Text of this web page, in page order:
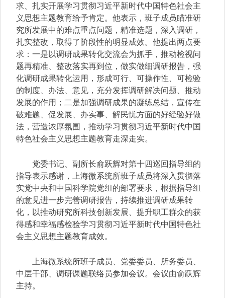
求、扎实开展学习贯彻习近平新时代中国特色社会主
义思想主题教育给予肯定。他表示，班子成员瞄准研
究所发展中的难点重点问题，精准选题，深入调研，
扎实整改，取得了阶段性的明显成效。他提出两点要
求：一是以调研成果转化交流会为抓手，推动检视问
题再精准、整改落实再到位，做实做细调研报告，强
化调研成果转化运用，形成可行、可操作性、可检验
的制度、办法、意见，充分发挥调研解决问题、推动
发展的作用；二是加强调研成果的凝练总结，宣传在
破难题、促发展、办实事、解民忧方面的好经验好做
法，营造浓厚氛围，推动学习贯彻习近平新时代中国
特色社会主义思想主题教育走深走实。
党委书记、副所长俞跃辉对第十四巡回指导组的
指导表示感谢，上海微系统所班子成员将深入贯彻落
实党中央和中国科学院党组的部署要求，根据指导组
的意见进一步完善调研报告，持续推进调研成果转
化，以推动研究所科技创新发展、提升职工群众的获
得感和幸福感检验学习贯彻习近平新时代中国特色社
会主义思想主题教育成效。
上海微系统所班子成员、党委委员、所务委员、
中层干部、调研课题联络员参加会议。会议由俞跃辉
主持。